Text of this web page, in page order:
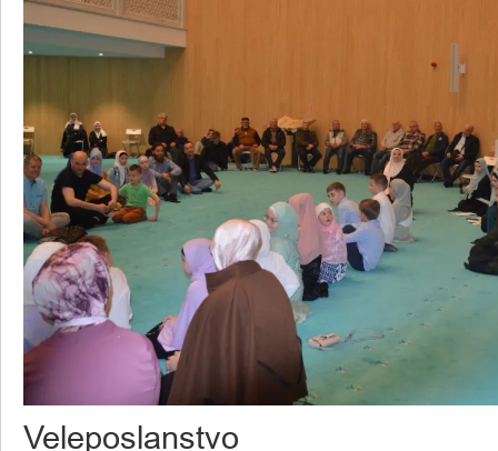
Veleposlanstvo